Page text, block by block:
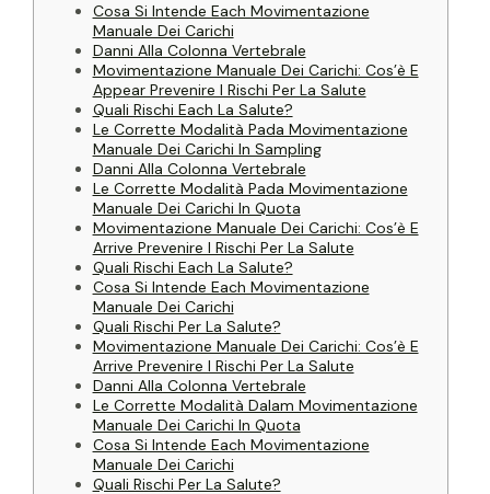
Cosa Si Intende Each Movimentazione
Manuale Dei Carichi
Danni Alla Colonna Vertebrale
Movimentazione Manuale Dei Carichi: Cos’è E
Appear Prevenire I Rischi Per La Salute
Quali Rischi Each La Salute?
Le Corrette Modalità Pada Movimentazione
Manuale Dei Carichi In Sampling
Danni Alla Colonna Vertebrale
Le Corrette Modalità Pada Movimentazione
Manuale Dei Carichi In Quota
Movimentazione Manuale Dei Carichi: Cos’è E
Arrive Prevenire I Rischi Per La Salute
Quali Rischi Each La Salute?
Cosa Si Intende Each Movimentazione
Manuale Dei Carichi
Quali Rischi Per La Salute?
Movimentazione Manuale Dei Carichi: Cos’è E
Arrive Prevenire I Rischi Per La Salute
Danni Alla Colonna Vertebrale
Le Corrette Modalità Dalam Movimentazione
Manuale Dei Carichi In Quota
Cosa Si Intende Each Movimentazione
Manuale Dei Carichi
Quali Rischi Per La Salute?